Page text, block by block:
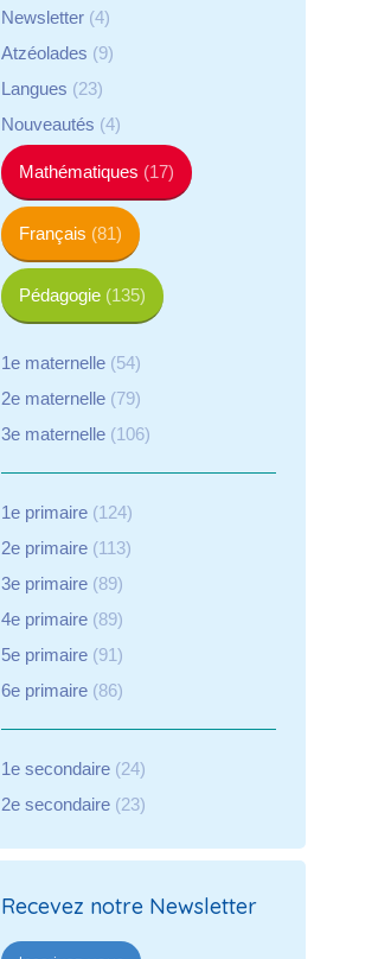
Newsletter (4)
Atzéolades (9)
Langues (23)
Nouveautés (4)
Mathématiques (17)
Français (81)
Pédagogie (135)
1e maternelle (54)
2e maternelle (79)
3e maternelle (106)
1e primaire (124)
2e primaire (113)
3e primaire (89)
4e primaire (89)
5e primaire (91)
6e primaire (86)
1e secondaire (24)
2e secondaire (23)
Recevez notre Newsletter